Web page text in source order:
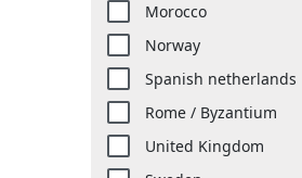
Morocco
Norway
Spanish netherlands
Rome / Byzantium
United Kingdom